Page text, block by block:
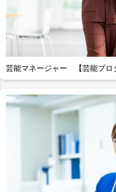
芸能マネージャー 【芸能プロ